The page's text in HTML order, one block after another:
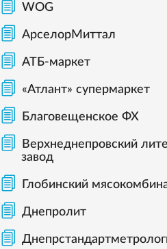
WOG
АрселорМиттал
АТБ-маркет
«Атлант» супермаркет
Благовещенское ФХ
Верхнеднепровский
завод
Глобинский
Днепролит